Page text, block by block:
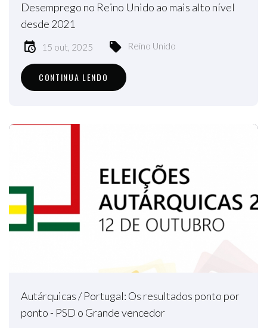
Desemprego no Reino Unido ao mais alto nível
desde 2021
15 out, 2025 Reino Unido
CONTINUA LENDO
Autárquicas / Portugal: Os resultados ponto por
ponto - PSD o Grande vencedor